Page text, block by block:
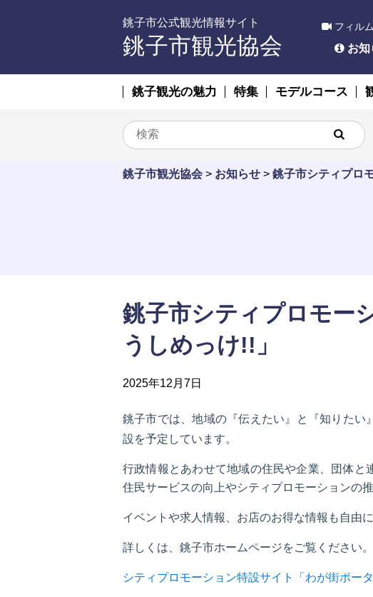
銚子市公式観光情報サイト
銚子市観光協会
フィル
お知
銚子観光の魅力 特集 モデルコース
銚子市観光協会 > お知らせ > 銚子市シティプロ
銚子市シティプロモー
うしめっけ!!」
2025年12月7日
銚子市では、地域の『伝えたい』と『知りたい
設を予定しています。
行政情報とあわせて地域の住民や企業、団体と
住民サービスの向上やシティプロモーションの
イベントや求人情報、お店のお得な情報も自由
詳しくは、銚子市ホームページをご覧ください。
シティプロモーション特設サイト「わが街ポー